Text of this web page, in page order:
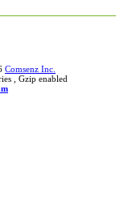
Comsenz Inc.
, Gzip enabled